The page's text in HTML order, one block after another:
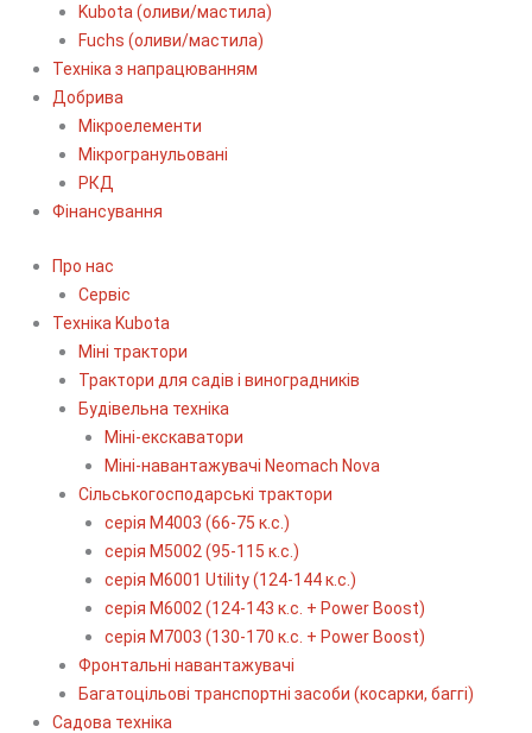
Kubota (оливи/мастила)
Fuchs (оливи/мастила)
Техніка з напрацюванням
Добрива
Мікроелементи
Мікрогранульовані
РКД
Фінансування
Про нас
Сервіс
Технiка Kubota
Міні трактори
Трактори для садів і виноградників
Будівельна техніка
Міні-екскаватори
Міні-навантажувачі Neomach Nova
Сільськогосподарські трактори
серія М4003 (66-75 к.с.)
серія М5002 (95-115 к.с.)
серія M6001 Utility (124-144 к.с.)
серія М6002 (124-143 к.с. + Power Boost)
серія М7003 (130-170 к.с. + Power Boost)
Фронтальні навантажувачі
Багатоцільові транспортні засоби (косарки, баггі)
Садова техніка